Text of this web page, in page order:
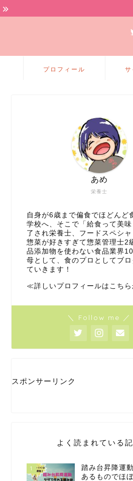
プロフィール
栄養士
あめ
自身が6歳まで偏食でほどんど
学校へ、そこで「給食って美
了され栄養士、フードスペシ
惣菜が好きすぎて惣菜管理士2
品添加物を使わない食品業界
母として、食のプロとしてブロ
ていきます！
≪詳しいプロフィールはこち
＼ Follow me ／
スポンサーリンク
よく読まれている
1
踏み台昇降運
あるものでほ